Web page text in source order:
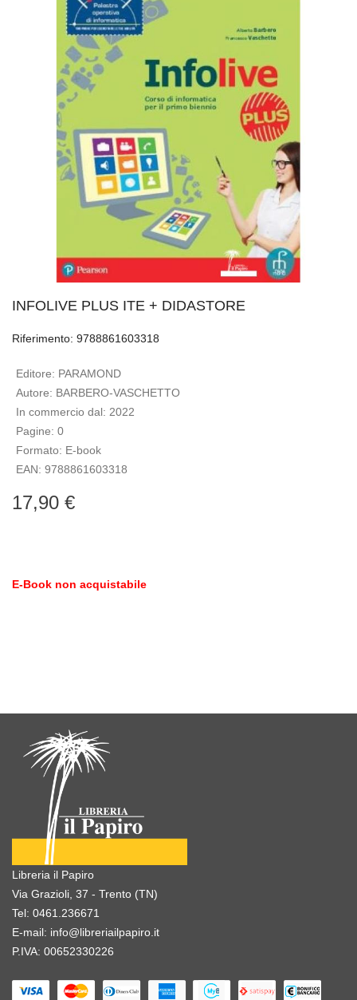
INFOLIVE PLUS ITE + DIDASTORE
Riferimento: 9788861603318
Editore: PARAMOND
Autore: BARBERO-VASCHETTO
In commercio dal: 2022
Pagine: 0
Formato: E-book
EAN: 9788861603318
17,90 €
E-Book non acquistabile
Libreria il Papiro
Via Grazioli, 37 - Trento (TN)
Tel: 0461.236671
E-mail: info@libreriailpapiro.it
P.IVA: 00652330226